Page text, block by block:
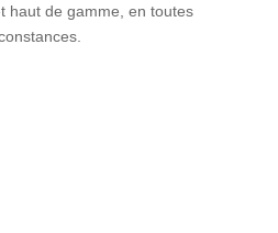
haut de gamme, en toutes